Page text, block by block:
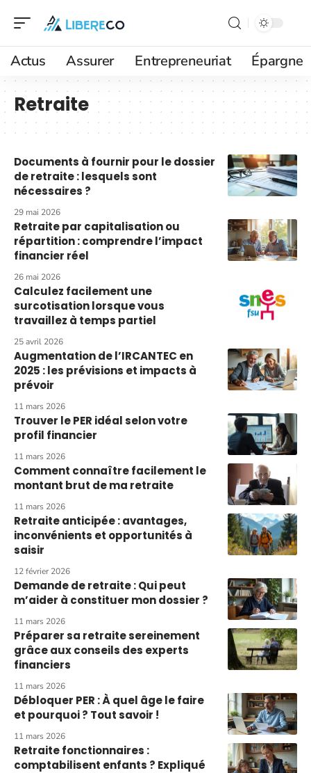
Actus Assurer Entrepreneuriat Épargne
Retraite
Documents à fournir pour le dossier
de retraite : lesquels sont
nécessaires ?
29 mai 2026
Retraite par capitalisation ou
répartition : comprendre l’impact
financier réel
26 mai 2026
Calculez facilement une
surcotisation lorsque vous
travaillez à temps partiel
25 avril 2026
Augmentation de l’IRCANTEC en
2025 : les prévisions et impacts à
prévoir
11 mars 2026
Trouver le PER idéal selon votre
profil financier
11 mars 2026
Comment connaître facilement le
montant brut de ma retraite
11 mars 2026
Retraite anticipée : avantages,
inconvénients et opportunités à
saisir
12 février 2026
Demande de retraite : Qui peut
m’aider à constituer mon dossier ?
11 mars 2026
Préparer sa retraite sereinement
grâce aux conseils des experts
financiers
11 mars 2026
Débloquer PER : À quel âge le faire
et pourquoi ? Tout savoir !
11 mars 2026
Retraite fonctionnaires :
comptabilisent enfants ? Expliqué